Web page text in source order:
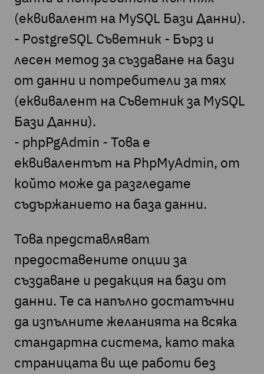
(еквивалент на MySQL Бази Данни).
- PostgreSQL Съветник - Бърз и
лесен метод за създаване на бази
от данни и потребители за тях
(еквивалент на Съветник за MySQL
Бази Данни).
- phpPgAdmin - Това е
еквивалентът на PhpMyAdmin, от
който може да разгледате
съдържанието на база данни.
Това представляват
предоставените опции за
създаване и редакция на бази от
данни. Те са напълно достатъчни
да изпълните желанията на всяка
стандартна система, като така
страницата ви ще работи без